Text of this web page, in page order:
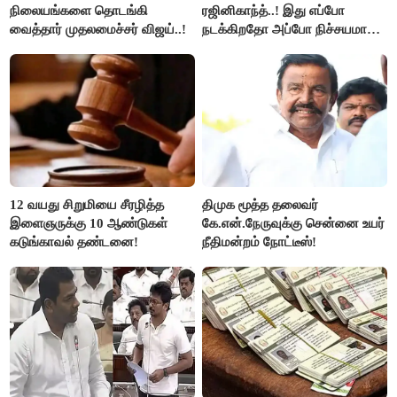
நிலையங்களை தொடங்கி
வைத்தார் முதலமைச்சர் விஜய்..!
ரஜினிகாந்த்..! இது எப்போ
நடக்கிறதோ அப்போ நிச்சயமாக
ரஜினிகாந்த்..!
12 வயது சிறுமியை சீரழித்த
இளைஞருக்கு 10 ஆண்டுகள்
கடுங்காவல் தண்டனை!
திமுக மூத்த தலைவர்
கே.என்.நேருவுக்கு சென்னை உயர்
நீதிமன்றம் நோட்டீஸ்!